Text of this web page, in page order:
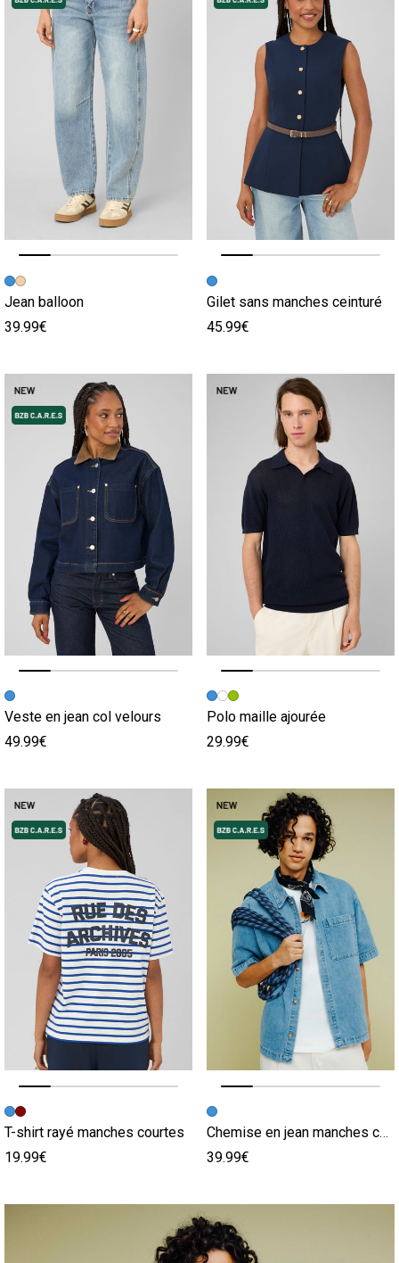
Image précédente
Image suivante
Jean balloon
39.99€
Image précédente
Image suivante
Gilet sans manches ceinturé
45.99€
Image précédente
Image suivante
Veste en jean col velours
49.99€
Image précédente
Image suivante
Polo maille ajourée
29.99€
Image précédente
Image suivante
T-shirt rayé manches courtes
19.99€
Image précédente
Image suivante
Chemise en jean manches courtes
39.99€